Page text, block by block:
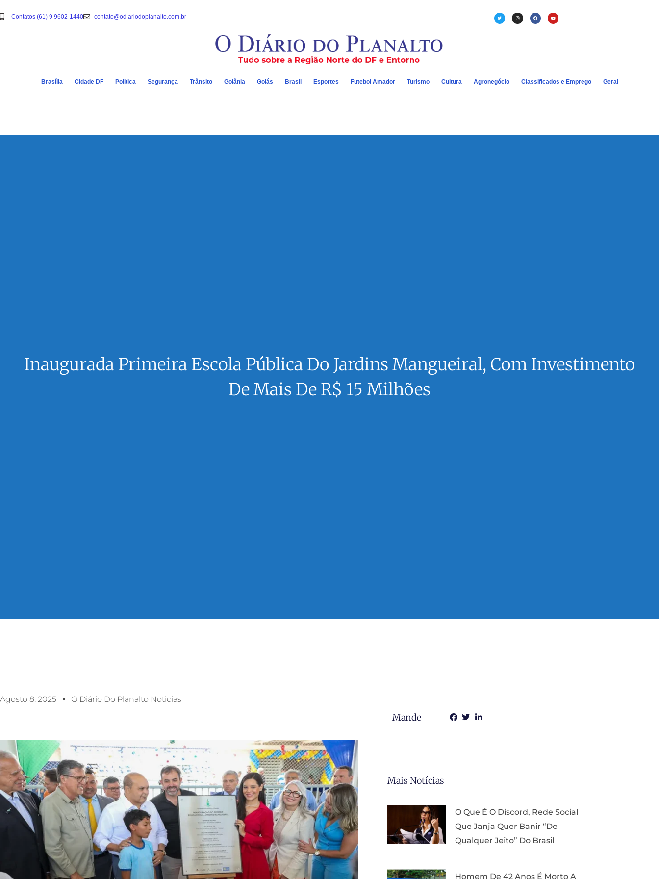
Contatos (61) 9 9602-1440 contato@odiariodoplanalto.com.br
Brasília Cidade DF Politica Segurança Trânsito Goiânia Goiás Brasil Esportes Futebol Amador Turismo Cultura Agronegócio Classificados e Emprego Geral
Inaugurada Primeira Escola Pública Do Jardins Mangueiral, Com Investimento
De Mais De R$ 15 Milhões
Agosto 8, 2025 O Diário Do Planalto Noticias
Mande
Mais Notícias
O Que É O Discord, Rede Social
Que Janja Quer Banir “de
Qualquer Jeito” Do Brasil
Homem De 42 Anos É Morto A